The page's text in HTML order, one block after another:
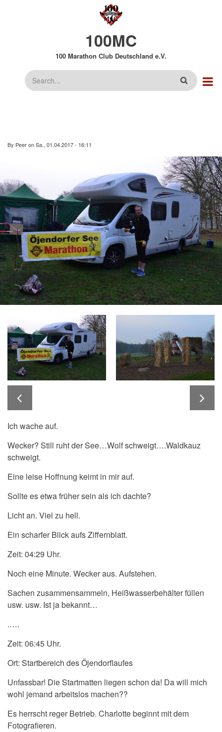
100MC
100 Marathon Club Deutschland e.V.
Suche
By PeeronSa., 01.04.2017 - 16:11
Ich wache auf.
Wecker? Still ruht der See…Wolf schweigt….Waldkauz
schweigt.
Eine leise Hoffnung keimt in mir auf.
Sollte es etwa früher sein als ich dachte?
Licht an. Viel zu hell.
Ein scharfer Blick aufs Ziffernblatt.
Zeit: 04:29 Uhr.
Noch eine Minute. Wecker aus. Aufstehen.
Sachen zusammensammeln, Heißwasserbehälter füllen
usw. usw. Ist ja bekannt…
.….
Zeit: 06:45 Uhr.
Ort: Startbereich des Öjendorflaufes
Unfassbar! Die Startmatten liegen schon da! Da will mich
wohl jemand arbeitslos machen??
Es herrscht reger Betrieb. Charlotte beginnt mit dem
Fotografieren.